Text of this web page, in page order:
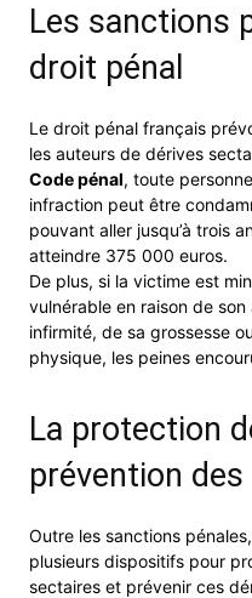
Les sanctions
droit pénal
Le droit pénal français
les auteurs de dérives
Code pénal, toute
infraction peut être
pouvant aller jusqu’à trois
atteindre 375 000 euros.
De plus, si la victime est
vulnérable en raison de
infirmité, de sa grossesse
physique, les peines
La protection
prévention
Outre les sanctions
plusieurs dispositifs pour
sectaires et prévenir ces